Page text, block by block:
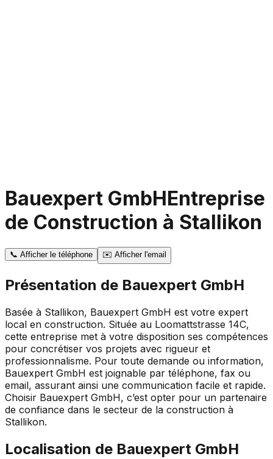
Bauexpert GmbHEntreprise
de Construction à Stallikon
📞 Afficher le téléphone ✉️ Afficher l'email
Présentation de Bauexpert GmbH
Basée à Stallikon, Bauexpert GmbH est votre expert
local en construction. Située au Loomattstrasse 14C,
cette entreprise met à votre disposition ses compétences
pour concrétiser vos projets avec rigueur et
professionnalisme. Pour toute demande ou information,
Bauexpert GmbH est joignable par téléphone, fax ou
email, assurant ainsi une communication facile et rapide.
Choisir Bauexpert GmbH, c’est opter pour un partenaire
de confiance dans le secteur de la construction à
Stallikon.
Localisation de Bauexpert GmbH